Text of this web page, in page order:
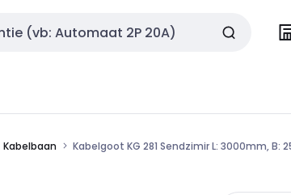
Kabelbaan Kabelgoot KG 281 Sendzimir L: 3000mm,